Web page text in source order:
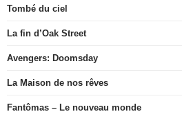
Tombé du ciel
La fin d’Oak Street
Avengers: Doomsday
La Maison de nos rêves
Fantômas – Le nouveau monde